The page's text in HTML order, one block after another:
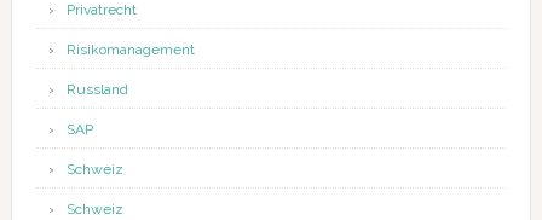
Privatrecht
Risikomanagement
Russland
SAP
Schweiz
Schweiz